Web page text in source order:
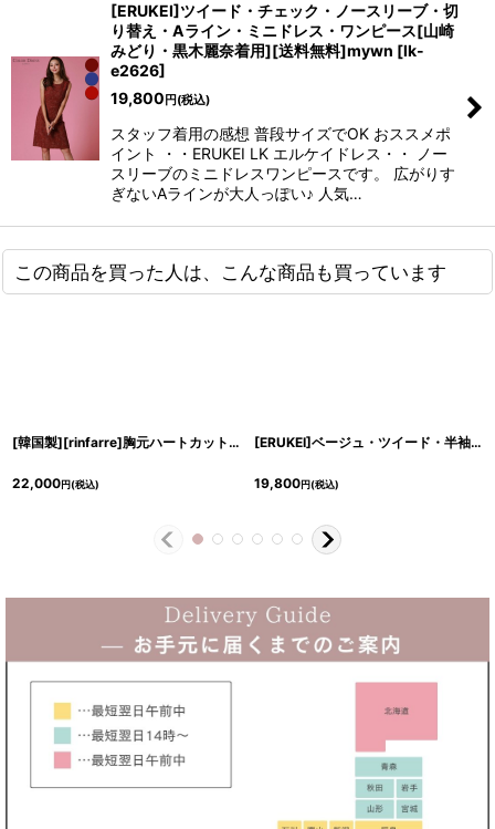
[ERUKEI]ツイード・チェック・ノースリーブ・切
り替え・Aライン・ミニドレス・ワンピース[山崎
みどり・黒木麗奈着用][送料無料]mywn [lk-
e2626]
19,800 円 (税込)
スタッフ着用の感想 普段サイズでOK おススメポ
イント ・・ERUKEI LK エルケイドレス・・ ノー
スリーブのミニドレスワンピースです。 広がりす
ぎないAラインが大人っぽい♪ 人気…
この商品を買った人は、こんな商品も買っています
[韓国製][rinfarre]胸元ハートカット・七分袖・レッド・スリット・飾りポケット・タイト・ミディアムドレス・ワンピース[奈月セナ着用][送料無料]
22,000円(税込)
[ERUKEI]ベージュ・ツイード・半袖・タイト・ポケット・シンプル・ポイントボタン・ミニドレス・ワンピース[奈月セナ着用][送料無料]
19,800円(税込)